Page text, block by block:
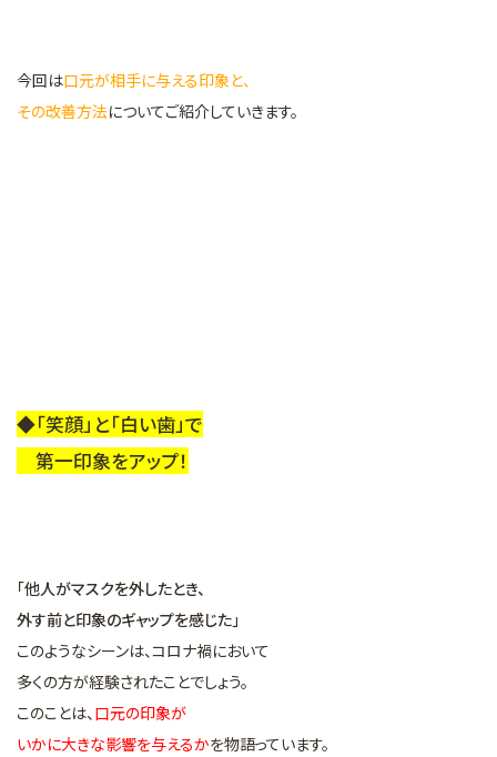
今回は口元が相手に与える印象と、
その改善方法についてご紹介していきます。
◆「笑顔」と「白い歯」で
第一印象をアップ！
「他人がマスクを外したとき、
外す前と印象のギャップを感じた」
このようなシーンは、コロナ禍において
多くの方が経験されたことでしょう。
このことは、口元の印象が
いかに大きな影響を与えるかを物語っています。